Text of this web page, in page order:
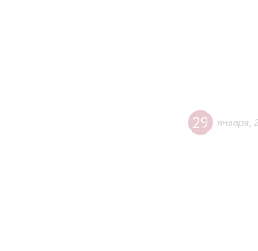
29 января